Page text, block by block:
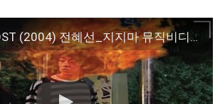
반올림 시즌1 OST (2004) 전혜선_지지마 뮤직비디오 (zard makenaide remake)